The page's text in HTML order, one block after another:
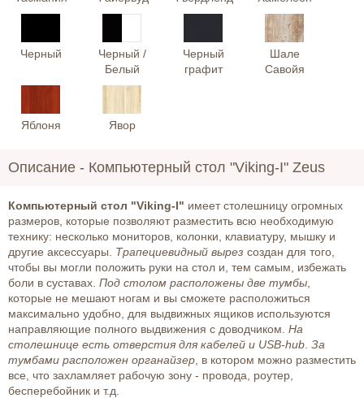
Черный
Черный /
Белый
Черный
графит
Шале
Савойя
Яблоня Явор
Описание - Компьютерный стол "Viking-I" Zeus
Компьютерный стол "Viking-I" имеет столешницу огромных
размеров, которые позволяют разместить всю необходимую
технику: несколько мониторов, колонки, клавиатуру, мышку и
другие аксессуары. Трапециевидный вырез создан для того,
чтобы вы могли положить руки на стол и, тем самым, избежать
боли в суставах. Под столом расположены две тумбы
которые не мешают ногам и вы сможете расположиться
максимально удобно, для выдвижных ящиков используются
направляющие полного выдвижения с доводчиком. На
столешнице есть отверстия для кабелей и USB-hub За
тумбами расположен органайзер , в котором можно разместить
все, что захламляет рабочую зону - провода, роутер,
бесперебойник и т.д.